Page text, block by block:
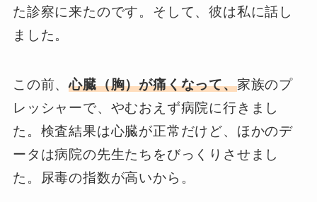
た診察に来たのです。そして、彼は私に話し
ました。
この前、心臓（胸）が痛くなって、家族のプ
レッシャーで、やむおえず病院に行きまし
た。検査結果は心臓が正常だけど、ほかのデ
ータは病院の先生たちをびっくりさせまし
た。尿毒の指数が高いから。